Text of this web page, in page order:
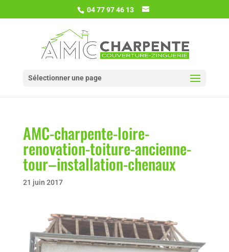
04 77 97 46 13
Sélectionner une page
AMC-charpente-loire-
renovation-toiture-ancienne-
tour–installation-chenaux
21 juin 2017